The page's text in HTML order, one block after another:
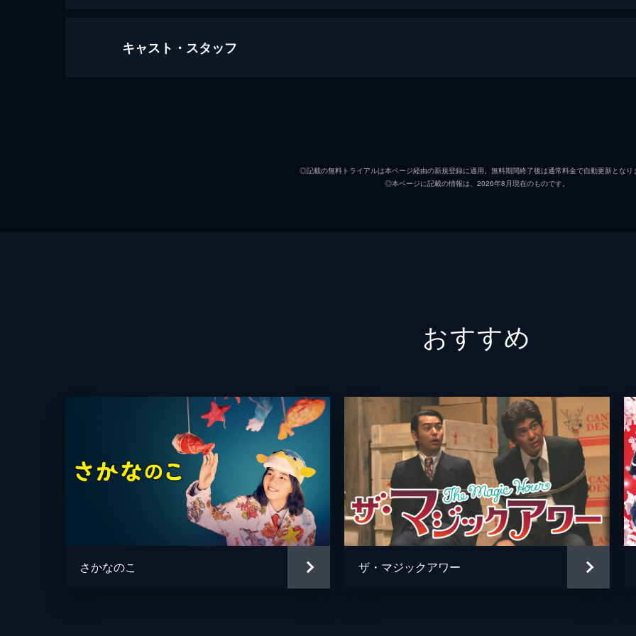
ピンポン
キャスト・スタッフ
チャイナ（孔文革）
太田キャプテン
平野
孔のコーチ 翁華栄
真田 末満
ムー子（アクマの彼女） 三輪
馬渕英
◎記載の無料トライアルは本ページ経由の新規登録に適用。無料期間終了後は通常料金で自動更新となり
◎本ページに記載の情報は、2026年8月現在のものです。
おすすめ
さかなのこ ザ・マジックアワー